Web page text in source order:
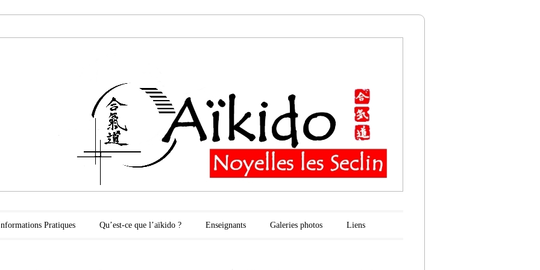
Pratiques Qu’est-ce que l’aïkido ? Enseignants Galeries photos Liens